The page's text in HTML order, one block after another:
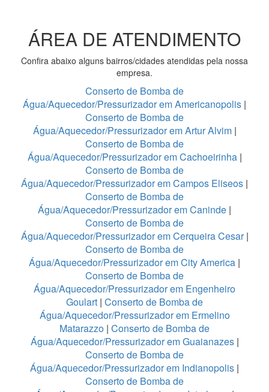
ÁREA DE ATENDIMENTO
Confira abaixo alguns bairros/cidades atendidas pela nossa
empresa.
Conserto de Bomba de
Água/Aquecedor/Pressurizador em Americanopolis |
Conserto de Bomba de
Água/Aquecedor/Pressurizador em Artur Alvim |
Conserto de Bomba de
Água/Aquecedor/Pressurizador em Cachoeirinha|
Conserto de Bomba de
Água/Aquecedor/Pressurizador em Campos Eliseos |
Conserto de Bomba de
Água/Aquecedor/Pressurizador em Caninde |
Conserto de Bomba de
Água/Aquecedor/Pressurizador em Cerqueira Cesar|
Conserto de Bomba de
Água/Aquecedor/Pressurizador em City America |
Conserto de Bomba de
Água/Aquecedor/Pressurizador em Engenheiro
Goulart | Conserto de Bomba de
Água/Aquecedor/Pressurizador em Ermelino
Matarazzo | Conserto de Bomba de
Água/Aquecedor/Pressurizador em Guaianazes|
Conserto de Bomba de
Água/Aquecedor/Pressurizador em Indianopolis |
Conserto de Bomba de